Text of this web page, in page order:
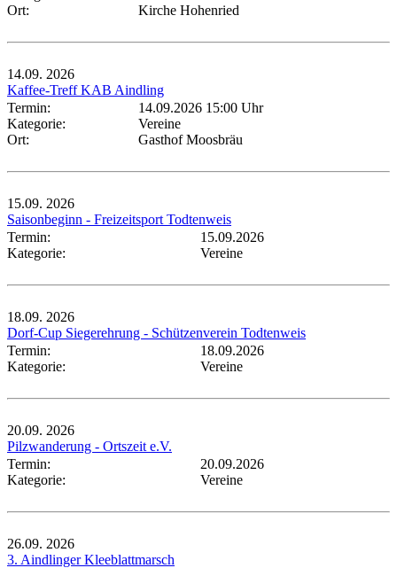
Ort:
Kirche Hohenried
14.09. 2026
Kaffee-Treff KAB Aindling
Termin:
14.09.2026 15:00 Uhr
Kategorie:
Vereine
Ort:
Gasthof Moosbräu
15.09. 2026
Saisonbeginn - Freizeitsport Todtenweis
Termin:
15.09.2026
Kategorie:
Vereine
18.09. 2026
Dorf-Cup Siegerehrung - Schützenverein Todtenweis
Termin:
18.09.2026
Kategorie:
Vereine
20.09. 2026
Pilzwanderung - Ortszeit e.V.
Termin:
20.09.2026
Kategorie:
Vereine
26.09. 2026
3. Aindlinger Kleeblattmarsch